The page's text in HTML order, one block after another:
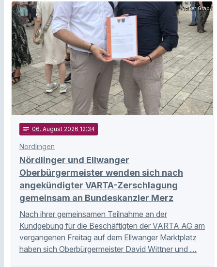
Volker Grab
notes 06. August 2026 12:34
Nördlingen
Nördlinger und Ellwanger
Oberbürgermeister wenden sich nach
angekündigter VARTA-Zerschlagung
gemeinsam an Bundeskanzler Merz
Nach ihrer gemeinsamen Teilnahme an der
Kundgebung für die Beschäftigten der VARTA AG am
vergangenen Freitag auf dem Ellwanger Marktplatz
haben sich Oberbürgermeister David Wittner und …